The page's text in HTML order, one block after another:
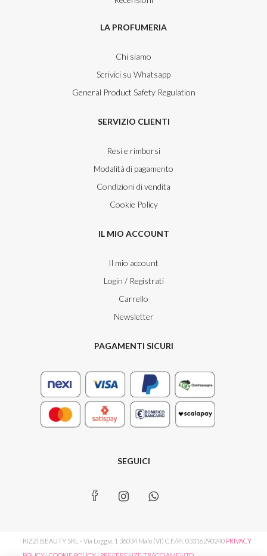
LA PROFUMERIA
Chi siamo
Scrivici su Whatsapp
General Product Safety Regulation
SERVIZIO CLIENTI
Resi e rimborsi
Modalità di pagamento
Condizioni di vendita
Cookie Policy
IL MIO ACCOUNT
Il mio account
Login / Registrati
Carrello
Newsletter
PAGAMENTI SICURI
SEGUICI
RIZZI BEAUTY SRL - Via Loggia, 1 36034 Malo (VI) C.F./P.I. 03316290240 PRIVACY